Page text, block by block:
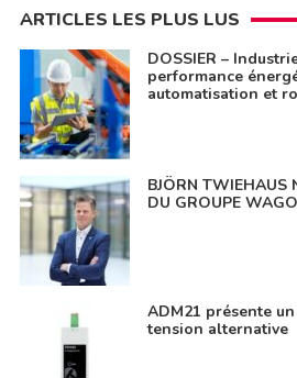
ARTICLES LES PLUS LUS
DOSSIER –
performance
automatisation et
BJÖRN TWIEHAUS
DU GROUPE WAGO
ADM21 présente
tension alternative